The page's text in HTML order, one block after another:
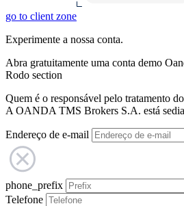
go to client zone
Experimente a nossa conta.
Abra gratuitamente uma conta demo
Rodo section
Quem é o responsável pelo tratamento
A OANDA TMS Brokers S.A. está
Endereço de e-mail
phone_prefix
Telefone